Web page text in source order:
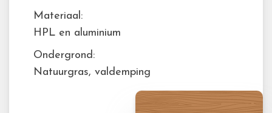
Materiaal:
HPL en aluminium
Ondergrond:
Natuurgras, valdemping